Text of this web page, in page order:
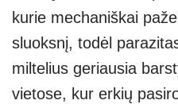
kurie mechaniškai
sluoksnį, todėl
miltelius geriausia
vietose, kur erkių